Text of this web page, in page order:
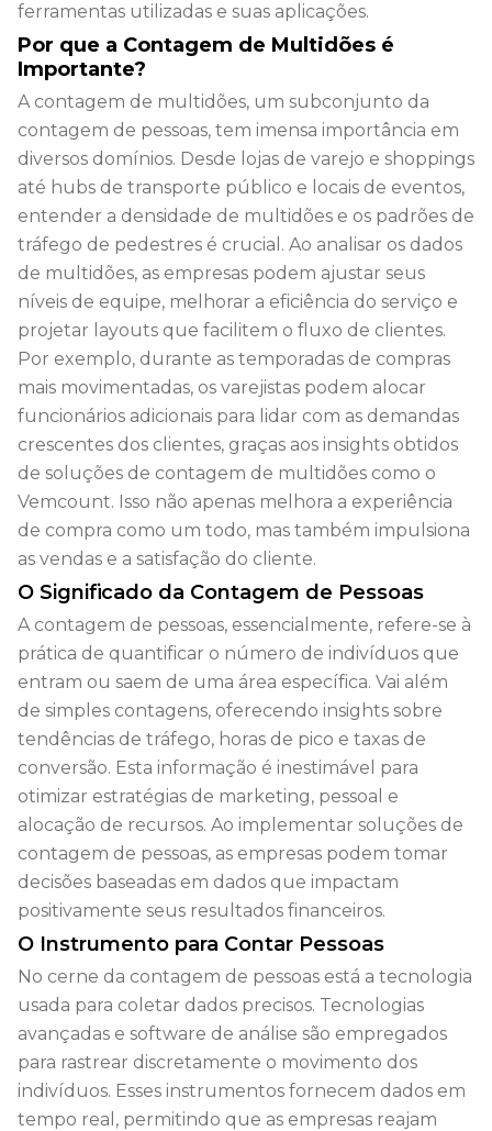
ferramentas utilizadas e suas aplicações.
Por que a Contagem de Multidões é
Importante?
A contagem de multidões, um subconjunto da
contagem de pessoas, tem imensa importância em
diversos domínios. Desde lojas de varejo e shoppings
até hubs de transporte público e locais de eventos,
entender a densidade de multidões e os padrões de
tráfego de pedestres é crucial. Ao analisar os dados
de multidões, as empresas podem ajustar seus
níveis de equipe, melhorar a eficiência do serviço e
projetar layouts que facilitem o fluxo de clientes.
Por exemplo, durante as temporadas de compras
mais movimentadas, os varejistas podem alocar
funcionários adicionais para lidar com as demandas
crescentes dos clientes, graças aos insights obtidos
de soluções de contagem de multidões como o
Vemcount. Isso não apenas melhora a experiência
de compra como um todo, mas também impulsiona
as vendas e a satisfação do cliente.
O Significado da Contagem de Pessoas
A contagem de pessoas, essencialmente, refere-se à
prática de quantificar o número de indivíduos que
entram ou saem de uma área específica. Vai além
de simples contagens, oferecendo insights sobre
tendências de tráfego, horas de pico e taxas de
conversão. Esta informação é inestimável para
otimizar estratégias de marketing, pessoal e
alocação de recursos. Ao implementar soluções de
contagem de pessoas, as empresas podem tomar
decisões baseadas em dados que impactam
positivamente seus resultados financeiros.
O Instrumento para Contar Pessoas
No cerne da contagem de pessoas está a tecnologia
usada para coletar dados precisos. Tecnologias
avançadas e software de análise são empregados
para rastrear discretamente o movimento dos
indivíduos. Esses instrumentos fornecem dados em
tempo real, permitindo que as empresas reajam